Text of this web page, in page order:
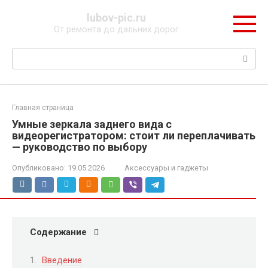
lubov-pic.ru
От ремонта до дальних дорог
Поиск:
Главная страница
Умные зеркала заднего вида с
видеорегистратором: стоит ли переплачивать
— руководство по выбору
Опубликовано: 19.05.2026 Аксессуары и гаджеты
Содержание
Введение